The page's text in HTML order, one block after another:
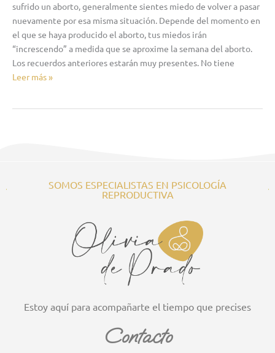
sufrido un aborto, generalmente sientes miedo de volver a pasar
nuevamente por esa misma situación. Depende del momento en
el que se haya producido el aborto, tus miedos irán
“increscendo” a medida que se aproxime la semana del aborto.
Los recuerdos anteriores estarán muy presentes. No tiene
Leer más »
SOMOS ESPECIALISTAS EN PSICOLOGÍA
REPRODUCTIVA
Estoy aquí para acompañarte el tiempo que precises
Contacto